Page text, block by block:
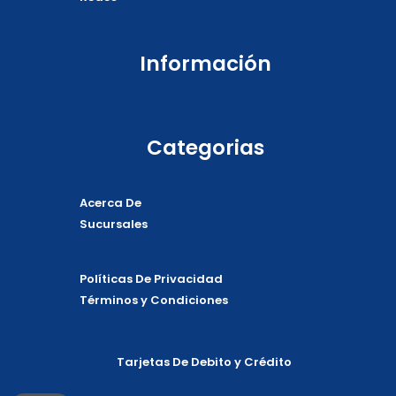
Información
Categorias
Acerca De
Sucursales
Políticas De Privacidad
Términos y Condiciones
Tarjetas De Debito y Crédito